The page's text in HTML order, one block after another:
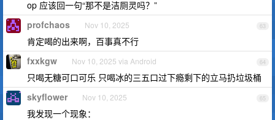
op 应该回一句“那不是洁厕灵吗？”
63
profchaos Nov 10, 2025
肯定喝的出来啊，百事真不行
64
fxxkgw Nov 10, 2025 via Android
只喝无糖可口可乐 只喝冰的三五口过下瘾剩下的立马扔垃圾桶
65
skyflower Nov 10, 2025
我发现一个现象：